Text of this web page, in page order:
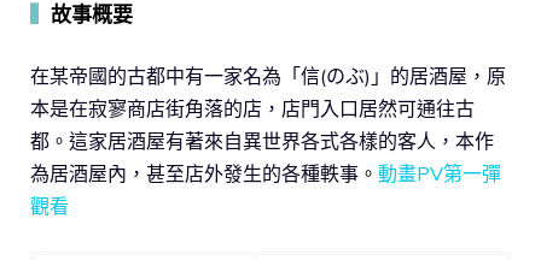
故事概要
在某帝國的古都中有一家名為「信(のぶ)」的居酒屋，原
本是在寂寥商店街角落的店，店門入口居然可通往古
都。這家居酒屋有著來自異世界各式各樣的客人，本作
為居酒屋內，甚至店外發生的各種軼事。 動畫PV第一彈
觀看